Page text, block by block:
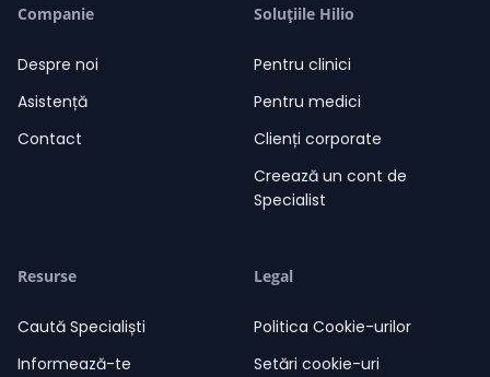
Nuți Neiconi
Companie
Despre noi
Asistență
Contact
Soluțiile Hilio
Pentru clinici
Pentru medici
Clienți corporate
Creează un cont de
Specialist
Resurse
Caută Specialiști
Informează-te
Legal
Politica Cookie-urilor
Setări cookie-uri